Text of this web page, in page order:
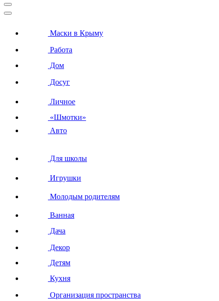
Маски в Крыму
Работа
Дом
Досуг
Личное
«Шмотки»
Авто
Для школы
Игрушки
Молодым родителям
Ванная
Дача
Декор
Детям
Кухня
Организация пространства